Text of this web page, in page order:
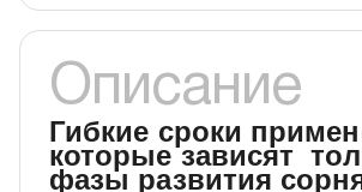
Описание
Гибкие сроки
которые зависят
фазы развития